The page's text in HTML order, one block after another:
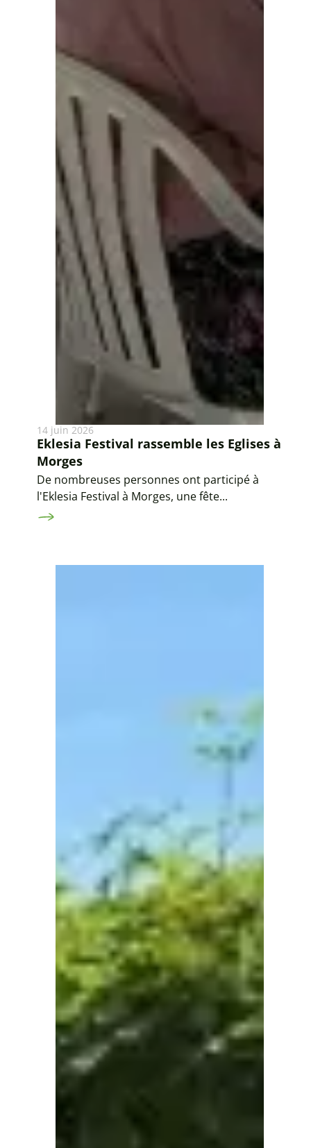
14 juin 2026
Eklesia Festival rassemble les Eglises à
Morges
De nombreuses personnes ont participé à
l'Eklesia Festival à Morges, une fête...